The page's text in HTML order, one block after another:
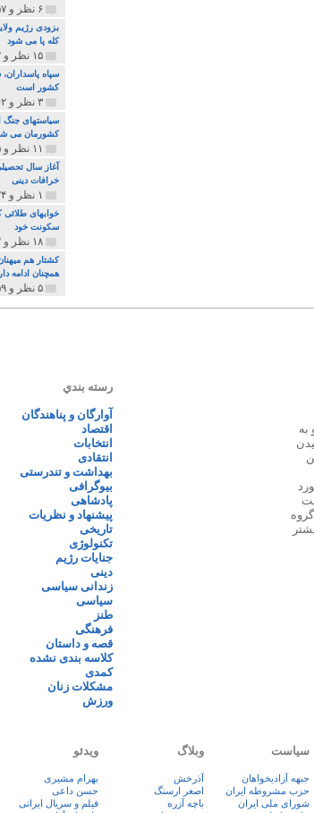
۶ نظر و ۱۵۷ پخش
بزودی رژیم
کله پا می شود
۱۵ نظر و ۳۲۷ پخش
سپاه
کشور است
۳ نظر و ۱۶۲ پخش
سیاستهای جنگ
کشورمان می
۱۱ نظر و ۳۱۵ پخش
آغاز سال
خرافات دینی
۱ نظر و ۷۴ پخش
خوابهای
سکونت خود
۱۸ نظر و ۸۹۷ پخش
کشتار هم
همچنان ادامه
۵ نظر و ۲۵۹ پخش
به
رسته بندي
آوارگان و پناهندگان
اقتصاد
انتخابات
انتقادی
بهداشت و تندرستی
بیوگرافی
پادشاهی
پیشنهاد و نظریات
تاریخی
تکنولوژی
جنایات رژیم
دینی
زندانی سیاسی
سیاسی
طنز
فرهنگی
قصه و داستان
کلاسه بندی نشده
کمدی
مشکلات زنان
ورزش
سیاست
جبهه آزادیخواهان
حزب مشروطه ایران
شورای ملی ایران
وبلاگ
آذرخش
اصغر ارسنگ
باچه آزره
ویدئو
بهرام مشیری
حسن داعی
فيلم و سريال ايرانی